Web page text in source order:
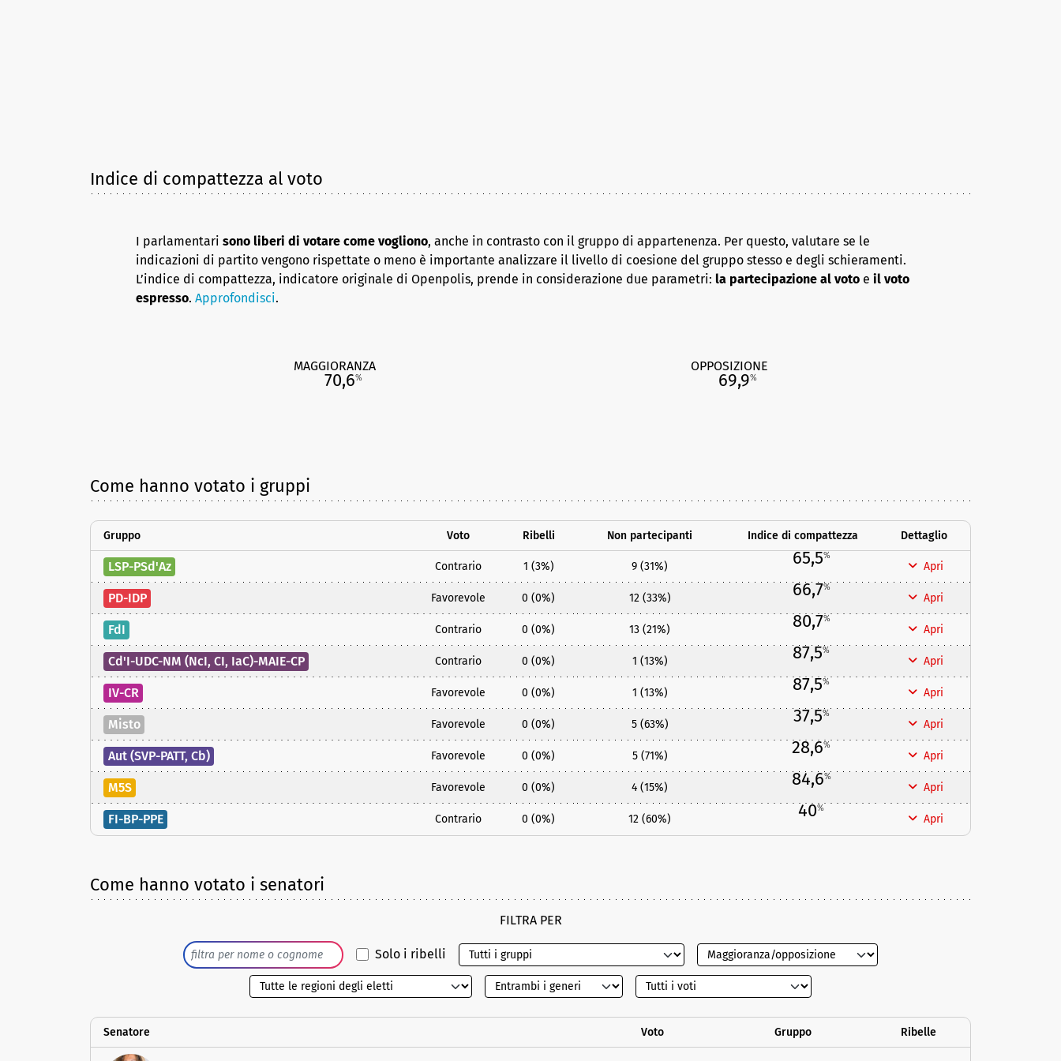
Indice di compattezza al voto
I parlamentari sono liberi di votare come vogliono, anche in contrasto con il gruppo di appartenenza. Per questo, valutare se le
indicazioni di partito vengono rispettate o meno è importante analizzare il livello di coesione del gruppo stesso e degli schieramenti.
L’indice di compattezza, indicatore originale di Openpolis, prende in considerazione due parametri: la partecipazione al voto e il voto
espresso. Approfondisci.
MAGGIORANZA
70,6%
OPPOSIZIONE
69,9%
Come hanno votato i gruppi
Gruppo Voto Ribelli Non partecipanti Indice di compattezza Dettaglio
LSP-PSd'Az Contrario 1 (3%) 9 (31%) 65,5%
Apri
PD-IDP Favorevole 0 (0%) 12 (33%) 66,7%
Apri
FdI Contrario 0 (0%) 13 (21%) 80,7%
Apri
Cd'I-UDC-NM (NcI, CI, IaC)-MAIE-CP Contrario 0 (0%) 1 (13%) 87,5%
Apri
IV-CR Favorevole 0 (0%) 1 (13%) 87,5%
Apri
Misto Favorevole 0 (0%) 5 (63%) 37,5%
Apri
Aut (SVP-PATT, Cb) Favorevole 0 (0%) 5 (71%) 28,6%
Apri
M5S Favorevole 0 (0%) 4 (15%) 84,6%
Apri
FI-BP-PPE Contrario 0 (0%) 12 (60%) 40%
Apri
Come hanno votato i senatori
FILTRA PER
Solo i ribelli
Senatore Voto Gruppo Ribelle